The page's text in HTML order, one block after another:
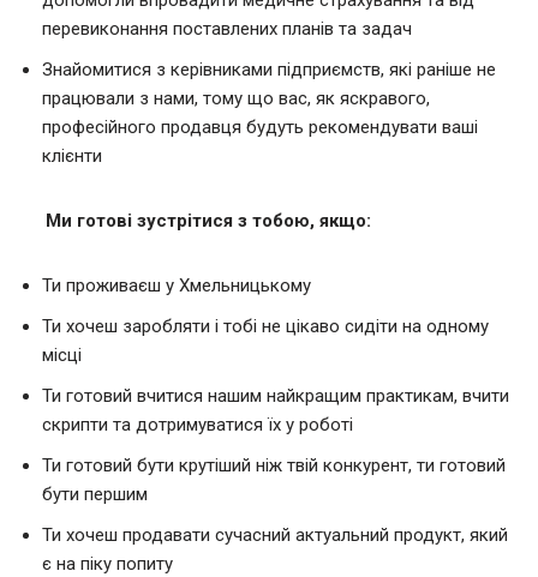
перевиконання поставлених планів та задач
Знайомитися з керівниками підприємств, які раніше не
працювали з нами, тому що вас, як яскравого,
професійного продавця будуть рекомендувати ваші
клієнти
Ми готові зустрітися з тобою, якщо:
Ти проживаєш у Хмельницькому
Ти хочеш заробляти і тобі не цікаво сидіти на одному
місці
Ти готовий вчитися нашим найкращим практикам, вчити
скрипти та дотримуватися їх у роботі
Ти готовий бути крутіший ніж твій конкурент, ти готовий
бути першим
Ти хочеш продавати сучасний актуальний продукт, який
є на піку попиту